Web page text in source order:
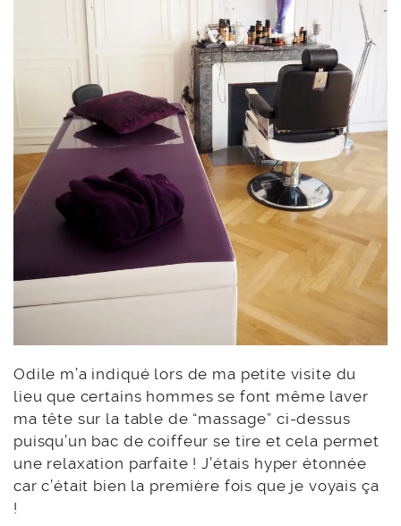
Odile m’a indiqué lors de ma petite visite du
lieu que certains hommes se font même laver
ma tête sur la table de “massage” ci-dessus
puisqu’un bac de coiffeur se tire et cela permet
une relaxation parfaite ! J’étais hyper étonnée
car c’était bien la première fois que je voyais ça
!